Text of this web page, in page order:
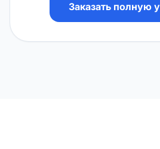
Заказать полную